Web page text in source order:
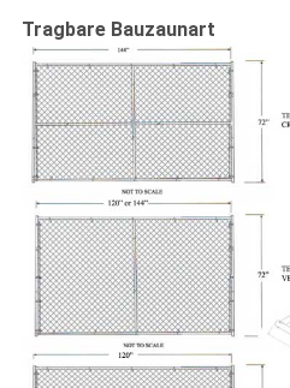
Tragbare Bauzaunart